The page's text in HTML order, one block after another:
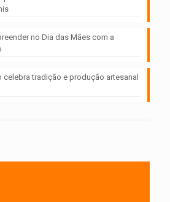
no Dia das Mães com a
celebra tradição e produção artesanal